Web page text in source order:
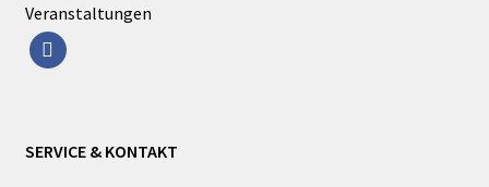
Veranstaltungen
facebook
SERVICE & KONTAKT